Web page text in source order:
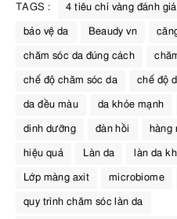
TAGS : 4 tiêu chí vàng đánh
bảo vệ da Beaudy vn
chăm sóc da đúng cách
chế độ chăm sóc da chế độ
da đều màu da khỏe mạnh
dinh dưỡng đàn hồi hàng
hiệu quả Làn da làn da
Lớp màng axit microbiome
quy trình chăm sóc làn da